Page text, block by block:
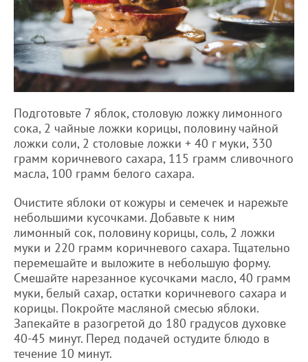
Подготовьте 7 яблок, столовую ложку лимонного
сока, 2 чайные ложки корицы, половину чайной
ложки соли, 2 столовые ложки + 40 г муки, 330
грамм коричневого сахара, 115 грамм сливочного
масла, 100 грамм белого сахара.
Очистите яблоки от кожуры и семечек и нарежьте
небольшими кусочками. Добавьте к ним
лимонный сок, половину корицы, соль, 2 ложки
муки и 220 грамм коричневого сахара. Тщательно
перемешайте и выложите в небольшую форму.
Смешайте нарезанное кусочками масло, 40 грамм
муки, белый сахар, остатки коричневого сахара и
корицы. Покройте масляной смесью яблоки.
Запекайте в разогретой до 180 градусов духовке
40-45 минут. Перед подачей остудите блюдо в
течение 10 минут.